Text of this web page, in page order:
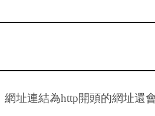
址連結為http開頭的網址還